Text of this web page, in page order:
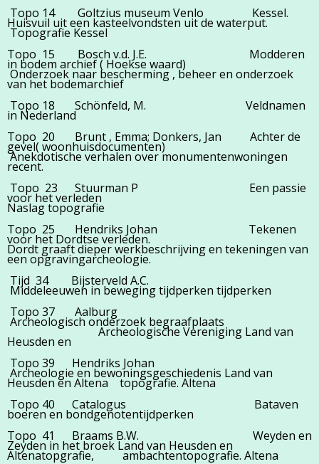
Topo 14 Goltzius museum Venlo Kessel.
Huisvuil uit een kasteelvondsten uit de waterput.
Topografie Kessel
Topo 15 Bosch v.d. J.E. Modderen
in bodem archief ( Hoekse waard)
Onderzoek naar bescherming , beheer en onderzoek
van het bodemarchief
Topo 18 Schönfeld, M. Veldnamen
in Nederland
Topo 20 Brunt , Emma; Donkers, Jan Achter de
gevel( woonhuisdocumenten)
Anekdotische verhalen over monumentenwoningen
recent.
Topo 23 Stuurman P Een passie
voor het verleden
Naslag topografie
Topo 25 Hendriks Johan Tekenen
voor het Dordtse verleden.
Dordt graaft dieper werkbeschrijving en tekeningen van
een opgravingarcheologie.
Tijd 34 Bijsterveld A.C.
Middeleeuwen in beweging tijdperken tijdperken
Topo 37 Aalburg
Archeologisch onderzoek begraafplaats
Archeologische Vereniging Land van
Heusden en
Topo 39 Hendriks Johan
Archeologie en bewoningsgeschiedenis Land van
Heusden en Altena topografie. Altena
Topo 40 Catalogus Bataven
boeren en bondgenotentijdperken
Topo 41 Braams B.W. Weyden en
Zeyden in het broek Land van Heusden en
Altenatopgrafie, ambachtentopografie. Altena